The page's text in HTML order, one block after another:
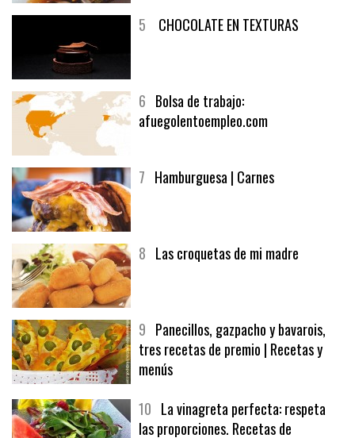
5 CHOCOLATE EN TEXTURAS
6 Bolsa de trabajo:
afuegolentoempleo.com
7 Hamburguesa | Carnes
8 Las croquetas de mi madre
9 Panecillos, gazpacho y bavarois,
tres recetas de premio | Recetas y
menús
10 La vinagreta perfecta: respeta
las proporciones. Recetas de